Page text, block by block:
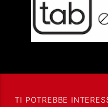
TI POTREBBE